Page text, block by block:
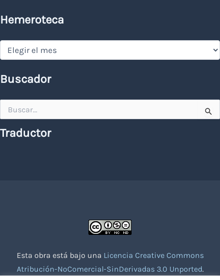
Hemeroteca
Hemeroteca
Buscador
por:
Traductor
Esta obra está bajo una Licencia Creative Commons
Atribución-NoComercial-SinDerivadas 3.0 Unported.